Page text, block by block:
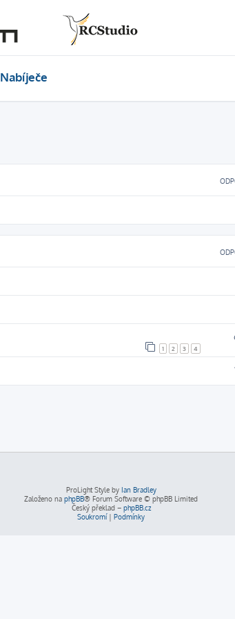
Nabíječe
1 2 3 4
ProLight Style by Ian Bradley
Založeno na phpBB® Forum Software © phpBB Limited
Český překlad – phpBB.cz
Soukromí| Podmínky